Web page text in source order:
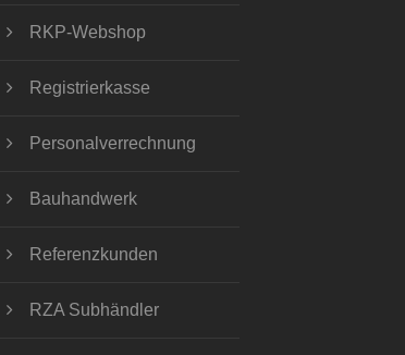
RKP-Webshop
Registrierkasse
Personalverrechnung
Bauhandwerk
Referenzkunden
RZA Subhändler